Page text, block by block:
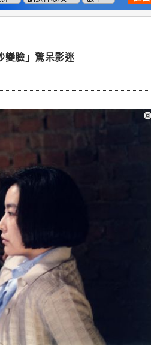
變臉」驚呆影迷